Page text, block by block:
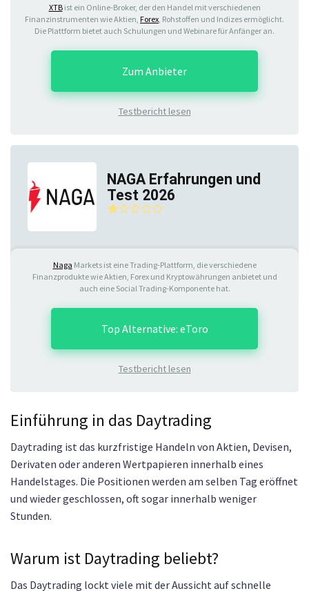
XTBist ein Online-Broker, der den Handel mit verschiedenen
Finanzinstrumenten wie Aktien, Forex , Rohstoffen und Indizes ermöglicht.
Die Plattform bietet auch Schulungen und Webinare für Anfänger an.
Testbericht lesen
Zum Anbieter
NAGA Erfahrungen und
Test 2026
Naga Markets ist eine Trading-Plattform, die verschiedene
Finanzprodukte wie Aktien, Forex und Kryptowährungen anbietet und
auch eine Social Trading-Komponente hat.
Testbericht lesen
Top Alternative: eToro
Einführung in das Daytrading
Daytrading ist das kurzfristige Handeln von Aktien, Devisen,
Derivaten oder anderen Wertpapieren innerhalb eines
Handelstages. Die Positionen werden am selben Tag eröffnet
und wieder geschlossen, oft sogar innerhalb weniger
Stunden.
Warum ist Daytrading beliebt?
Das Daytrading lockt viele mit der Aussicht auf schnelle